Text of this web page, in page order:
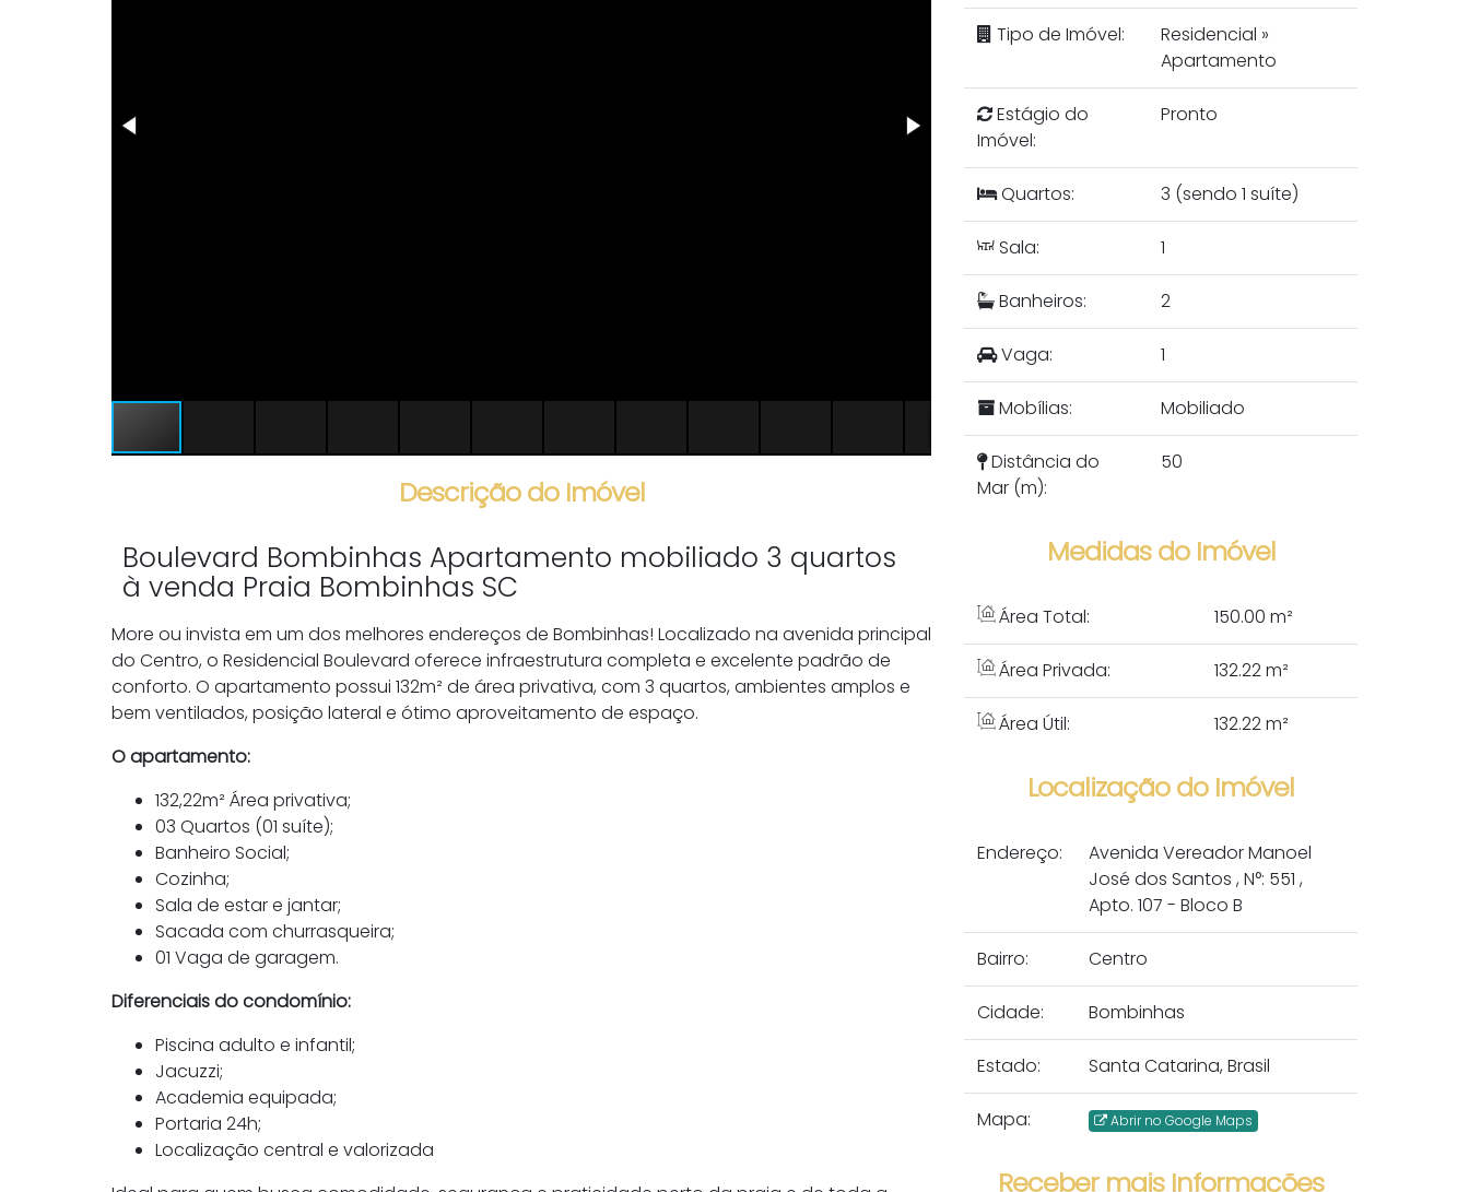
Descrição do Imóvel
Boulevard Bombinhas Apartamento mobiliado 3 quartos
à venda Praia Bombinhas SC
More ou invista em um dos melhores endereços de Bombinhas! Localizado na avenida principal
do Centro, o Residencial Boulevard oferece infraestrutura completa e excelente padrão de
conforto. O apartamento possui 132m² de área privativa, com 3 quartos, ambientes amplos e
bem ventilados, posição lateral e ótimo aproveitamento de espaço.
O apartamento:
132,22m² Área privativa;
03 Quartos (01 suíte);
Banheiro Social;
Cozinha;
Sala de estar e jantar;
Sacada com churrasqueira;
01 Vaga de garagem.
Diferenciais do condomínio:
Piscina adulto e infantil;
Jacuzzi;
Academia equipada;
Portaria 24h;
Localização central e valorizada
Tipo de Imóvel: Residencial »
Apartamento
Estágio do
Imóvel:
Pronto
Quartos: 3 (sendo 1 suíte)
Sala: 1
Banheiros: 2
Vaga: 1
Mobílias: Mobiliado
Distância do
Mar (m):
50
Medidas do Imóvel
Área Total: 150.00 m²
Área Privada: 132.22m²
Área Útil: 132.22m²
Localização do Imóvel
Endereço:
Avenida Vereador Manoel
José dos Santos , N°: 551 ,
Apto. 107 - Bloco B
Bairro: Centro
Cidade: Bombinhas
Estado: Santa Catarina, Brasil
Mapa: Abrir no Google Maps
Receber mais Informações